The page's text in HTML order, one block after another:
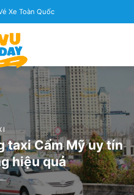
Xe Toàn Quốc
taxi Cẩm Mỹ uy tín
hiệu quả